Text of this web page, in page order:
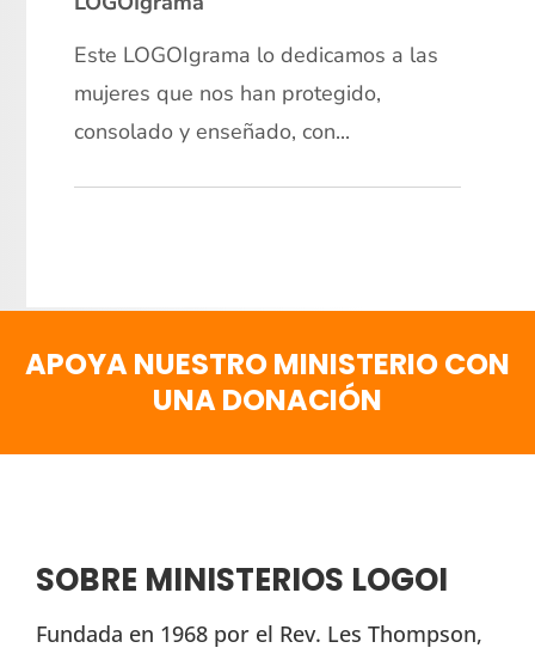
Este LOGOIgrama lo dedicamos a las
mujeres que nos han protegido,
consolado y enseñado, con...
APOYA NUESTRO MINISTERIO CON
UNA DONACIÓN
SOBRE MINISTERIOS LOGOI
Fundada en 1968 por el Rev. Les Thompson,